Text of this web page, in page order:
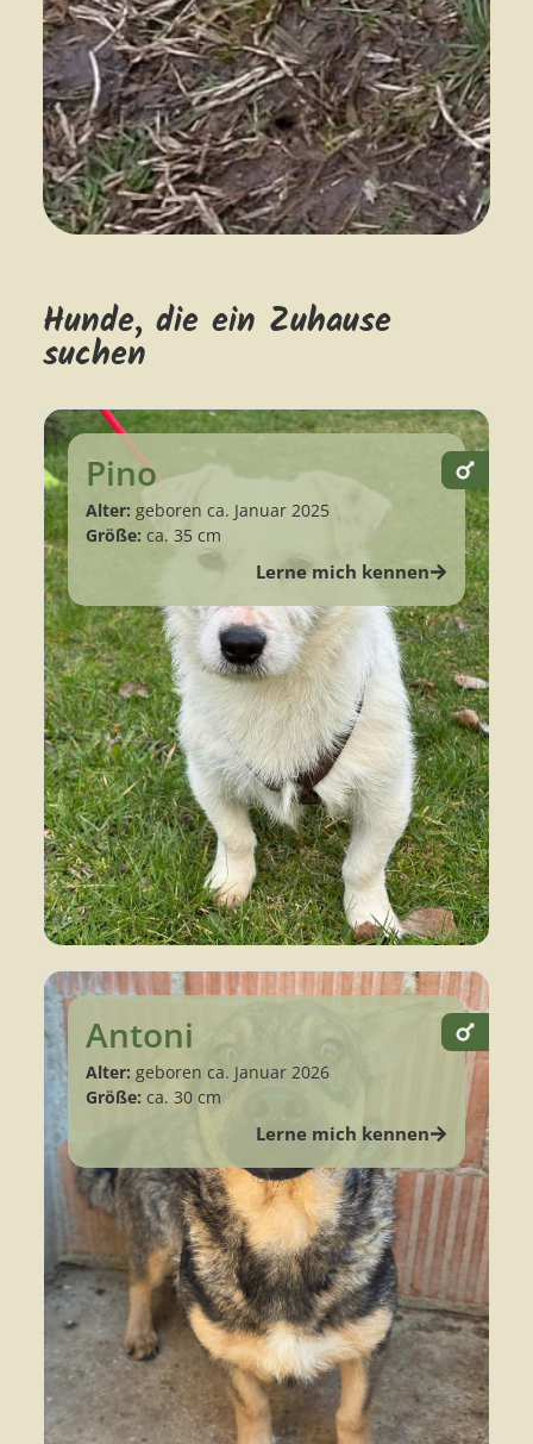
Hunde, die ein Zuhause
suchen
Pino
Alter: geboren ca. Januar 2025
Größe: ca. 35 cm
Lerne mich kennen
Antoni
Alter: geboren ca. Januar 2026
Größe: ca. 30 cm
Lerne mich kennen